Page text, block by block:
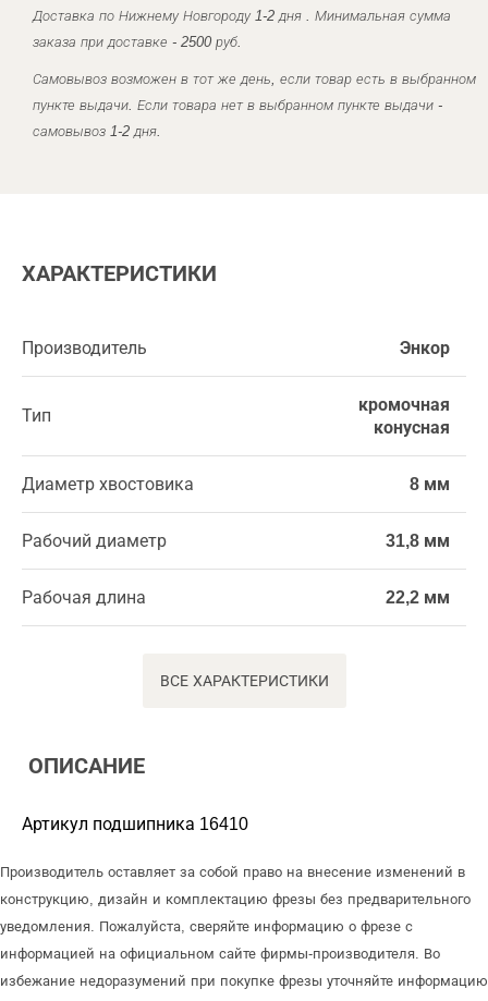
Доставка по Нижнему Новгороду 1-2 дня . Минимальная сумма
заказа при доставке - 2500 руб.
Самовывоз возможен в тот же день, если товар есть в выбранном
пункте выдачи. Если товара нет в выбранном пункте выдачи -
самовывоз 1-2 дня.
ХАРАКТЕРИСТИКИ
Производитель Энкор
Тип
кромочная
конусная
Диаметр хвостовика 8 мм
Рабочий диаметр 31,8 мм
Рабочая длина 22,2 мм
ВСЕ ХАРАКТЕРИСТИКИ
ОПИСАНИЕ
Артикул подшипника 16410
Производитель оставляет за собой право на внесение изменений в
конструкцию, дизайн и комплектацию фрезы без предварительного
уведомления. Пожалуйста, сверяйте информацию о фрезе с
информацией на официальном сайте фирмы-производителя. Во
избежание недоразумений при покупке фрезы уточняйте информацию